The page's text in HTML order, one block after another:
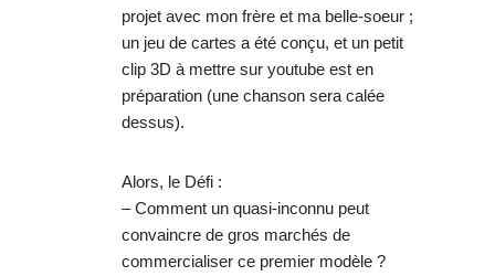
projet avec mon frère et ma belle-soeur ;
un jeu de cartes a été conçu, et un petit
clip 3D à mettre sur youtube est en
préparation (une chanson sera calée
dessus).
Alors, le Défi :
– Comment un quasi-inconnu peut
convaincre de gros marchés de
commercialiser ce premier modèle ?